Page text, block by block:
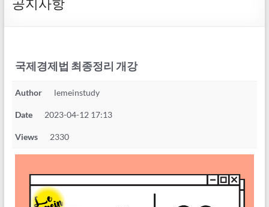
공지사항
국제경제법 최종정리 개강
Author lemeinstudy
Date 2023-04-12 17:13
Views 2330